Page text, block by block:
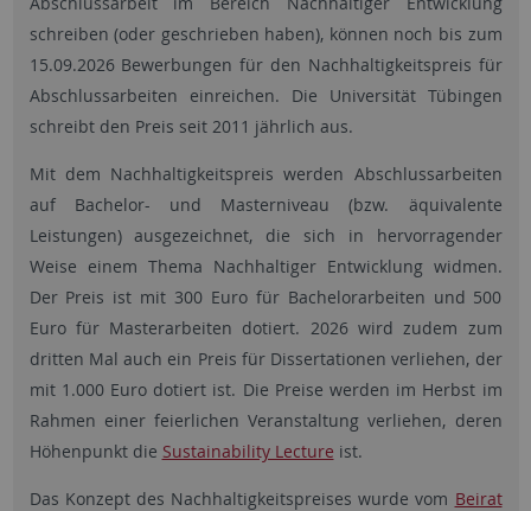
schreiben (oder geschrieben haben), können noch bis zum
15.09.2026 Bewerbungen für den Nachhaltigkeitspreis für
Abschlussarbeiten einreichen. Die Universität Tübingen
schreibt den Preis seit 2011 jährlich aus.
Mit dem Nachhaltigkeitspreis werden Abschlussarbeiten
auf Bachelor- und Masterniveau (bzw. äquivalente
Leistungen) ausgezeichnet, die sich in hervorragender
Weise einem Thema Nachhaltiger Entwicklung widmen.
Der Preis ist mit 300 Euro für Bachelorarbeiten und 500
Euro für Masterarbeiten dotiert. 2026 wird zudem zum
dritten Mal auch ein Preis für Dissertationen verliehen, der
mit 1.000 Euro dotiert ist. Die Preise werden im Herbst im
Rahmen einer feierlichen Veranstaltung verliehen, deren
Höhenpunkt die Sustainability Lecture ist.
Das Konzept des Nachhaltigkeitspreises wurde vom Beirat